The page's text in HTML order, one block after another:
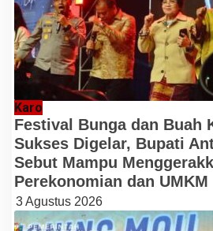
Karo
Festival Bunga dan Buah
Sukses Digelar, Bupati
Sebut Mampu
Perekonomian dan UMKM
3 Agustus 2026